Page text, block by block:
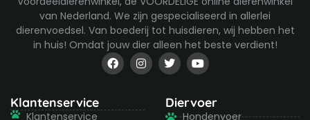
van Nederland. We zijn gespecialiseerd in allerlei
dierenvoedsel. Van boederij tot huisdieren, wij hebben het
in huis! Omdat jouw dier alleen het beste verdient!
F
a
c
o
I
n
s
g
T
w
i
t
e
Y
o
u
u
b
Klantenservice
Klantenservice
Diervoer
Hondenvoer